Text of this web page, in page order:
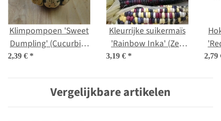
Klimpompoen 'Sweet
Dumpling' (Cucurbita
pepo) zaden
2,39 € *
Kleurrijke suikermaïs
'Rainbow Inka' (Zea
mays) bio zaad
3,19 € * 2,79
Vergelijkbare artikelen